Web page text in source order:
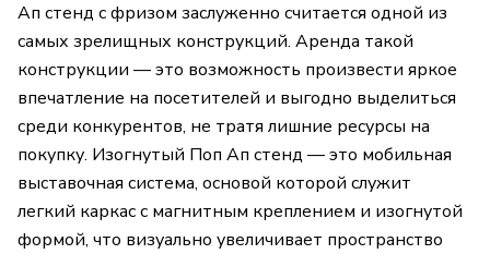
Ап стенд с фризом заслуженно считается одной из
самых зрелищных конструкций. Аренда такой
конструкции — это возможность произвести яркое
впечатление на посетителей и выгодно выделиться
среди конкурентов, не тратя лишние ресурсы на
покупку. Изогнутый Поп Ап стенд — это мобильная
выставочная система, основой которой служит
легкий каркас с магнитным креплением и изогнутой
формой, что визуально увеличивает пространство